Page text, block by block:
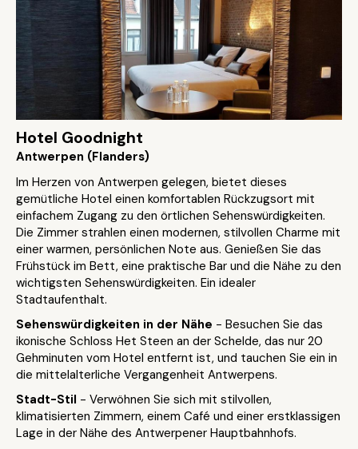
Hotel Goodnight
Antwerpen (Flanders)
Im Herzen von Antwerpen gelegen, bietet dieses
gemütliche Hotel einen komfortablen Rückzugsort mit
einfachem Zugang zu den örtlichen Sehenswürdigkeiten.
Die Zimmer strahlen einen modernen, stilvollen Charme mit
einer warmen, persönlichen Note aus. Genießen Sie das
Frühstück im Bett, eine praktische Bar und die Nähe zu den
wichtigsten Sehenswürdigkeiten. Ein idealer
Stadtaufenthalt.
Sehenswürdigkeiten in der Nähe - Besuchen Sie das
ikonische Schloss Het Steen an der Schelde, das nur 20
Gehminuten vom Hotel entfernt ist, und tauchen Sie ein in
die mittelalterliche Vergangenheit Antwerpens.
Stadt-Stil - Verwöhnen Sie sich mit stilvollen,
klimatisierten Zimmern, einem Café und einer erstklassigen
Lage in der Nähe des Antwerpener Hauptbahnhofs.